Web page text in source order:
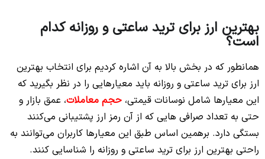
بهترین ارز برای ترید ساعتی و روزانه کدام
است؟
همانطور که در بخش بالا به آن اشاره کردیم برای انتخاب بهترین
ارز برای ترید ساعتی و روزانه باید معیارهایی را در نظر بگیرید که
این معیارها شامل نوسانات قیمتی، حجم معاملات، عمق بازار و
حتی به تعداد صرافی هایی که از آن رمز ارز پشتیبانی می‌کنند
بستگی دارد. برهمین اساس طبق این معیارها کاربران می‌توانند به
راحتی بهترین ارز برای ترید ساعتی و روزانه را شناسایی کنند.